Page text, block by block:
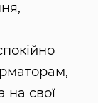
на свої